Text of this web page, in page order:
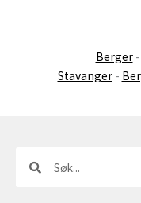
Berger-
Stavanger-